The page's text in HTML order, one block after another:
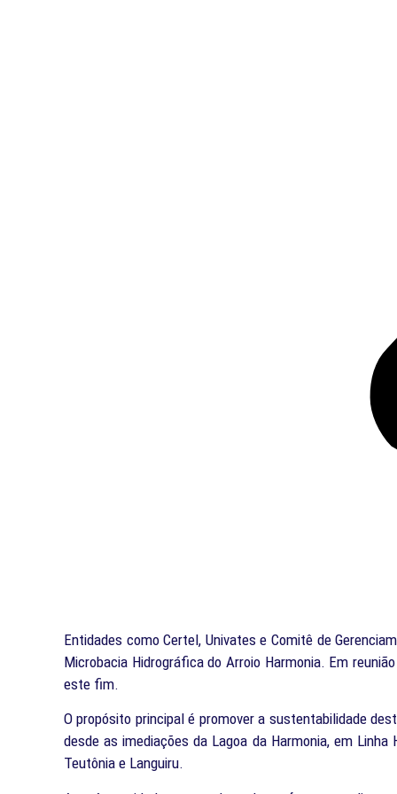
Entidades como Certel, Univates e Comitê de
Microbacia Hidrográfica do Arroio Harmonia. Em
este fim.
O propósito principal é promover a sustentabilidade
desde as imediações da Lagoa da Harmonia, em
Teutônia e Languiru.